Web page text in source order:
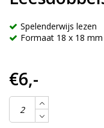
Spelenderwijs lezen
Formaat 18 x 18 mm
€6,-